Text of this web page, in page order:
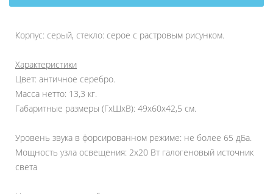
Корпус: серый, стекло: серое с растровым рисунком.
Характеристики
Цвет: античное серебро.
Масса нетто: 13,3 кг.
Габаритные размеры (ГхШхВ): 49х60х42,5 см.
Уровень звука в форсированном режиме: не более 65 дБа.
Мощность узла освещения: 2х20 Вт галогеновый источник
света